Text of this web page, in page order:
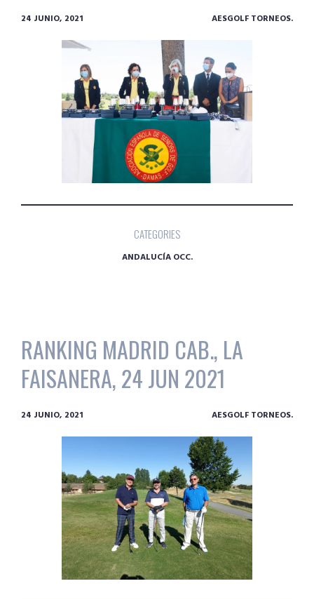
24 JUNIO, 2021 AESGOLF TORNEOS.
CATEGORIES
ANDALUCÍA OCC.
RANKING MADRID CAB., LA
FAISANERA, 24 JUN 2021
24 JUNIO, 2021 AESGOLF TORNEOS.